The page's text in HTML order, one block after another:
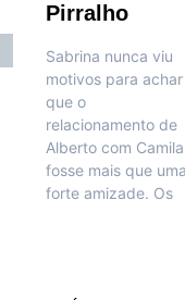
Pirralho
Sabrina nunca viu
motivos para achar
que o
relacionamento de
Alberto com Camila
fosse mais que uma
forte amizade. Os